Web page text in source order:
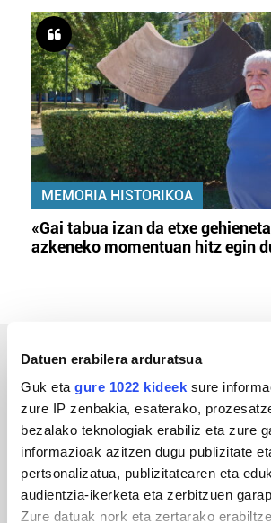
Datuen erabilera arduratsua
Guk eta gure 1022 kideek sure
zure IP zenbakia, esaterako,
bezalako teknologiak erabiliz eta zure
informazioak azitzen dugu publizitate
pertsonalizatua, publizitatearen eta
audientzia-ikerketa eta zerbitzuen
Zure datuak nork eta zertarako
MEMORIA HISTORIKOA
«Gai tabua izan da etxe
azkeneko momentuan hitz egin
ERREPORTAJEAK